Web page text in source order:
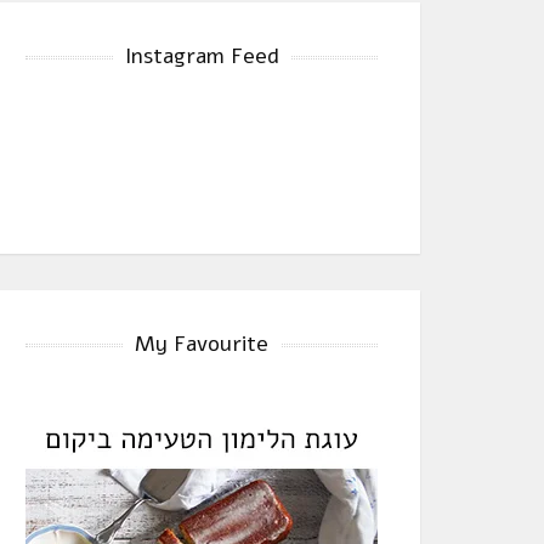
Instagram Feed
My Favourite